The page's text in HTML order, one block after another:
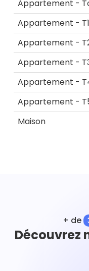
Appartement -
Appartement - T1
Appartement -
Appartement -
Appartement -
Appartement -
Maison
+ de
Découvrez